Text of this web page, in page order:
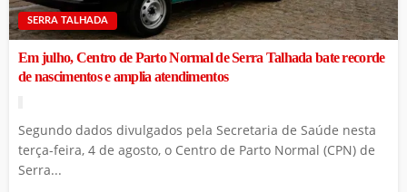
SERRA TALHADA
Em julho, Centro de Parto Normal de Serra Talhada bate recorde
de nascimentos e amplia atendimentos
Segundo dados divulgados pela Secretaria de Saúde nesta
terça-feira, 4 de agosto, o Centro de Parto Normal (CPN) de
Serra...